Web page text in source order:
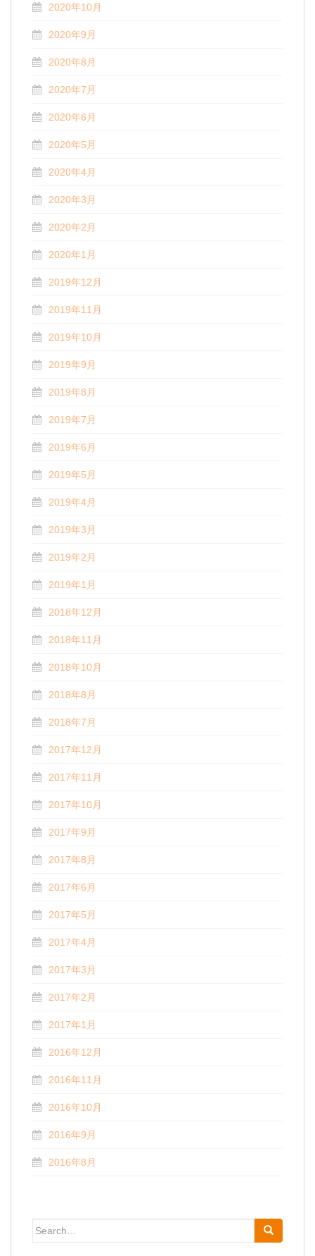
2020年10月
2020年9月
2020年8月
2020年7月
2020年6月
2020年5月
2020年4月
2020年3月
2020年2月
2020年1月
2019年12月
2019年11月
2019年10月
2019年9月
2019年8月
2019年7月
2019年6月
2019年5月
2019年4月
2019年3月
2019年2月
2019年1月
2018年12月
2018年11月
2018年10月
2018年8月
2018年7月
2017年12月
2017年11月
2017年10月
2017年9月
2017年8月
2017年6月
2017年5月
2017年4月
2017年3月
2017年2月
2017年1月
2016年12月
2016年11月
2016年10月
2016年9月
2016年8月
Search for: